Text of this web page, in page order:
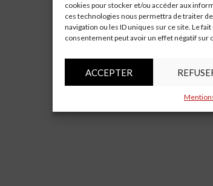
cookies pour stocker et/ou accéder aux
ces technologies nous permettra de traiter
navigation ou les ID uniques sur ce site. Le
consentement peut avoir un effet négatif
ACCEPTER